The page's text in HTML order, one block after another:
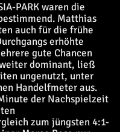
PARK waren die
Matthias
auch für die frühe
erhöhte
gute Chancen
dominant, ließ
ungenutzt, unter
Handelfmeter aus.
der Nachspielzeit
zum jüngsten 4:1-